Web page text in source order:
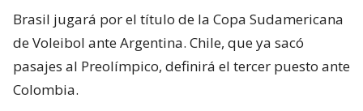
Brasil jugará por el título de la Copa Sudamericana
de Voleibol ante Argentina. Chile, que ya sacó
pasajes al Preolímpico, definirá el tercer puesto ante
Colombia.